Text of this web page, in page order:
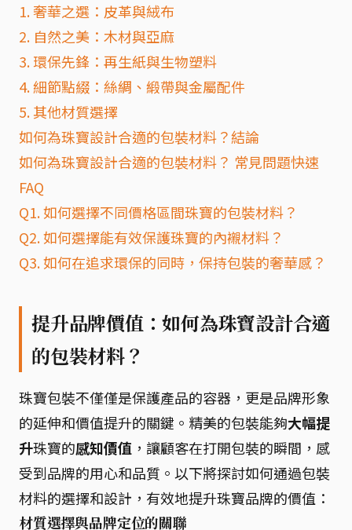
1. 奢華之選：皮革與絨布
2. 自然之美：木材與亞麻
3. 環保先鋒：再生紙與生物塑料
4. 細節點綴：絲綢、緞帶與金屬配件
5. 其他材質選擇
如何為珠寶設計合適的包裝材料？結論
如何為珠寶設計合適的包裝材料？ 常見問題快速
FAQ
Q1. 如何選擇不同價格區間珠寶的包裝材料？
Q2. 如何選擇能有效保護珠寶的內襯材料？
Q3. 如何在追求環保的同時，保持包裝的奢華感？
提升品牌價值：如何為珠寶設計合適
的包裝材料？
珠寶包裝不僅僅是保護產品的容器，更是品牌形象
的延伸和價值提升的關鍵。精美的包裝能夠大幅提
升珠寶的感知價值 ，讓顧客在打開包裝的瞬間，感
受到品牌的用心和品質。以下將探討如何通過包裝
材料的選擇和設計，有效地提升珠寶品牌的價值：
材質選擇與品牌定位的關聯